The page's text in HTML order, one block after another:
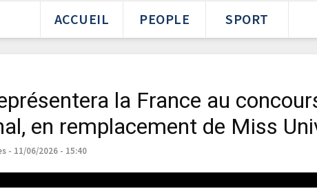
ACCUEIL PEOPLE SPORT
la France au
en remplacement de Miss
- 11/06/2026 - 15:40